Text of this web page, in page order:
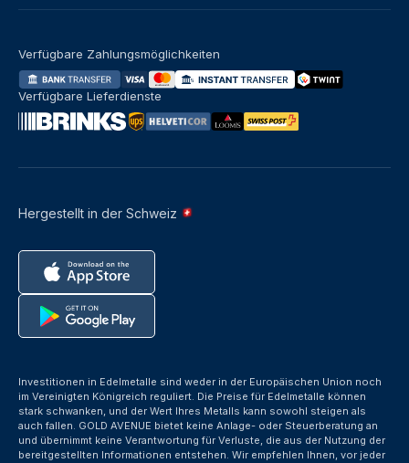
Hergestellt in der Schweiz
Verfügbare Zahlungsmöglichkeiten
Verfügbare Lieferdienste
Investitionen in Edelmetalle sind weder in der Europäischen Union noch
im Vereinigten Königreich reguliert. Die Preise für Edelmetalle können
stark schwanken, und der Wert Ihres Metalls kann sowohl steigen als
auch fallen. GOLD AVENUE bietet keine Anlage- oder Steuerberatung an
und übernimmt keine Verantwortung für Verluste, die aus der Nutzung der
bereitgestellten Informationen entstehen. Wir empfehlen Ihnen, vor jeder